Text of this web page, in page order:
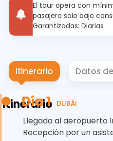
El tour opera con
pasajero solo bajo
Garantizadas: Diarias
Itinerario Datos
Itinerario
Día 1 DUBÁI
Llegada al aeropuerto
Recepción por un